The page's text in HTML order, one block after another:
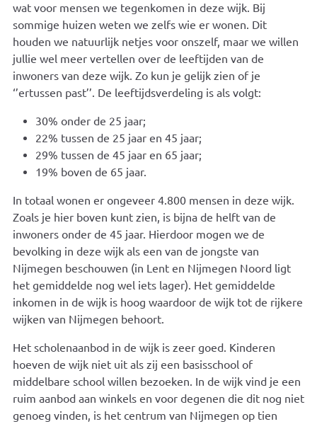
wat voor mensen we tegenkomen in deze wijk. Bij
sommige huizen weten we zelfs wie er wonen. Dit
houden we natuurlijk netjes voor onszelf, maar we willen
jullie wel meer vertellen over de leeftijden van de
inwoners van deze wijk. Zo kun je gelijk zien of je
‘’ertussen past’’. De leeftijdsverdeling is als volgt:
30% onder de 25 jaar;
22% tussen de 25 jaar en 45 jaar;
29% tussen de 45 jaar en 65 jaar;
19% boven de 65 jaar.
In totaal wonen er ongeveer 4.800 mensen in deze wijk.
Zoals je hier boven kunt zien, is bijna de helft van de
inwoners onder de 45 jaar. Hierdoor mogen we de
bevolking in deze wijk als een van de jongste van
Nijmegen beschouwen (in Lent en Nijmegen Noord ligt
het gemiddelde nog wel iets lager). Het gemiddelde
inkomen in de wijk is hoog waardoor de wijk tot de rijkere
wijken van Nijmegen behoort.
Het scholenaanbod in de wijk is zeer goed. Kinderen
hoeven de wijk niet uit als zij een basisschool of
middelbare school willen bezoeken. In de wijk vind je een
ruim aanbod aan winkels en voor degenen die dit nog niet
genoeg vinden, is het centrum van Nijmegen op tien